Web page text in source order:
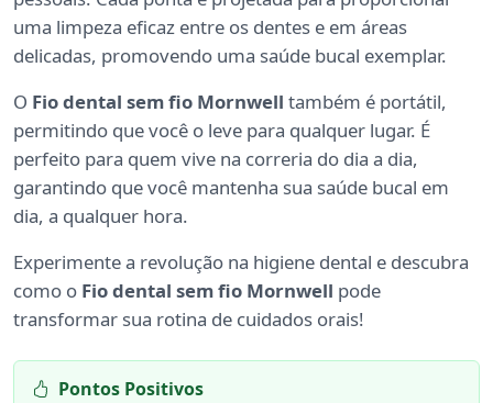
uma limpeza eficaz entre os dentes e em áreas
delicadas, promovendo uma saúde bucal exemplar.
O Fio dental sem fio Mornwell também é portátil,
permitindo que você o leve para qualquer lugar. É
perfeito para quem vive na correria do dia a dia,
garantindo que você mantenha sua saúde bucal em
dia, a qualquer hora.
Experimente a revolução na higiene dental e descubra
como o Fio dental sem fio Mornwell pode
transformar sua rotina de cuidados orais!
Pontos Positivos